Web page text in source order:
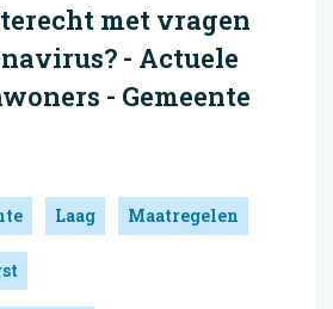
met vragen
- Actuele
- Gemeente
Laag Maatregelen